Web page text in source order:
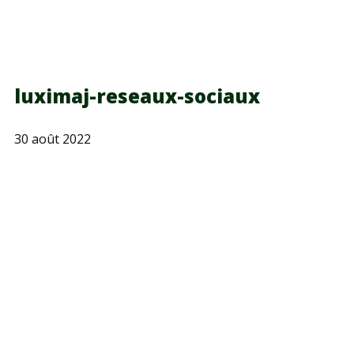
luximaj-reseaux-sociaux
30 août 2022